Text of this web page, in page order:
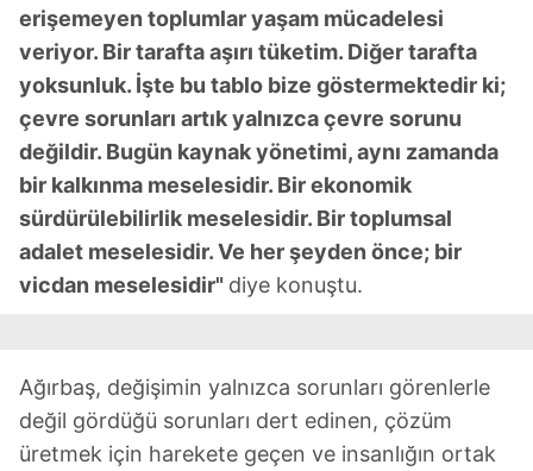
erişemeyen toplumlar yaşam mücadelesi
veriyor. Bir tarafta aşırı tüketim. Diğer tarafta
yoksunluk. İşte bu tablo bize göstermektedir ki;
çevre sorunları artık yalnızca çevre sorunu
değildir. Bugün kaynak yönetimi, aynı zamanda
bir kalkınma meselesidir. Bir ekonomik
sürdürülebilirlik meselesidir. Bir toplumsal
adalet meselesidir. Ve her şeyden önce; bir
vicdan meselesidir" diye konuştu.
Ağırbaş, değişimin yalnızca sorunları görenlerle
değil gördüğü sorunları dert edinen, çözüm
üretmek için harekete geçen ve insanlığın ortak